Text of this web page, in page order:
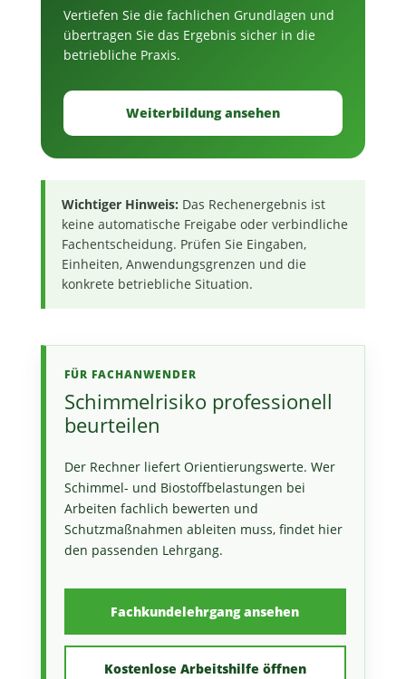
Vertiefen Sie die fachlichen Grundlagen und
übertragen Sie das Ergebnis sicher in die
betriebliche Praxis.
Weiterbildung ansehen
Wichtiger Hinweis: Das Rechenergebnis ist
keine automatische Freigabe oder verbindliche
Fachentscheidung. Prüfen Sie Eingaben,
Einheiten, Anwendungsgrenzen und die
konkrete betriebliche Situation.
FÜR FACHANWENDER
Schimmelrisiko professionell
beurteilen
Der Rechner liefert Orientierungswerte. Wer
Schimmel- und Biostoffbelastungen bei
Arbeiten fachlich bewerten und
Schutzmaßnahmen ableiten muss, findet hier
den passenden Lehrgang.
Fachkundelehrgang ansehen
Kostenlose Arbeitshilfe öffnen